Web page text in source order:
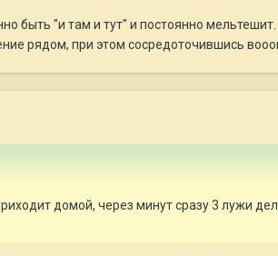
быть "и там и тут" и постоянно
рядом, при этом сосредоточившись
домой, через минут сразу 3 лужи